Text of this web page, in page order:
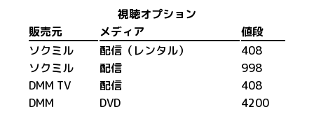
視聴オプション
販売元
メディア
値段
ソクミル
配信（レンタル）
408
ソクミル
配信
998
DMM TV
配信
408
DMM
DVD 4200